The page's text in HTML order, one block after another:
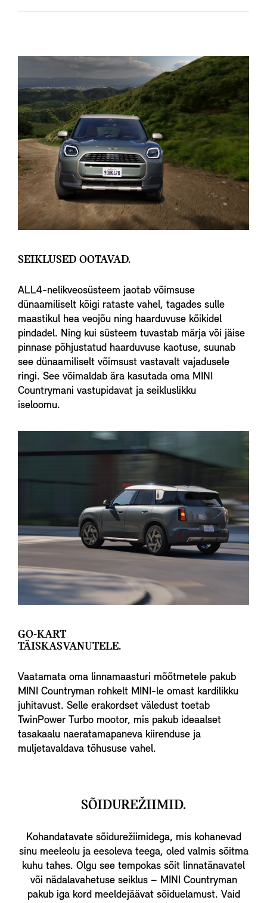
SEIKLUSED OOTAVAD.
ALL4-nelikveosüsteem jaotab võimsuse
dünaamiliselt kõigi rataste vahel, tagades sulle
maastikul hea veojõu ning haarduvuse kõikidel
pindadel. Ning kui süsteem tuvastab märja või jäise
pinnase põhjustatud haarduvuse kaotuse, suunab
see dünaamiliselt võimsust vastavalt vajadusele
ringi. See võimaldab ära kasutada oma MINI
Countrymani vastupidavat ja seikluslikku
iseloomu.
GO-KART
TÄISKASVANUTELE.
Vaatamata oma linnamaasturi mõõtmetele pakub
MINI Countryman rohkelt MINI-le omast kardilikku
juhitavust. Selle erakordset väledust toetab
TwinPower Turbo mootor, mis pakub ideaalset
tasakaalu naeratamapaneva kiirenduse ja
muljetavaldava tõhususe vahel.
SÕIDUREŽIIMID.
Kohandatavate sõidurežiimidega, mis kohanevad
sinu meeleolu ja eesoleva teega, oled valmis sõitma
kuhu tahes. Olgu see tempokas sõit linnatänavatel
või nädalavahetuse seiklus – MINI Countryman
pakub iga kord meeldejäävat sõiduelamust. Vaid